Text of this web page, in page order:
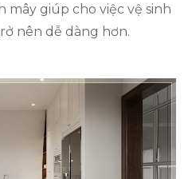
mây giúp cho việc vệ sinh
nên dễ dàng hơn.